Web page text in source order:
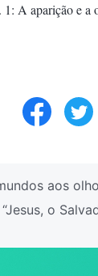
A aparição e a
aos
o